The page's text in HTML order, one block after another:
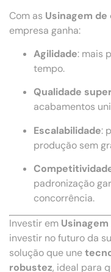
Com as Usinagem
empresa ganha:
Agilidade: mais
tempo.
Qualidade
acabamentos
Escalabilidade:
produção sem
padronização
concorrência.
Investir em
investir no futuro da
solução que une
robustez, ideal para